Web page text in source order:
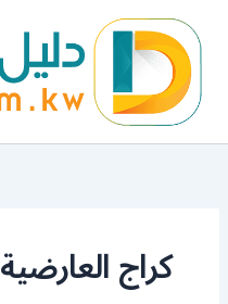
المحتوى
كراج العارضية